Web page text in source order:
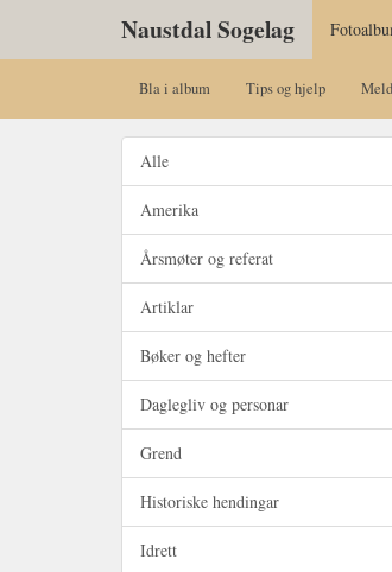
Naustdal Sogelag
Bla i album Tips og hjelp
Alle
Amerika
Årsmøter og referat
Artiklar
Bøker og hefter
Daglegliv og personar
Grend
Historiske hendingar
Idrett